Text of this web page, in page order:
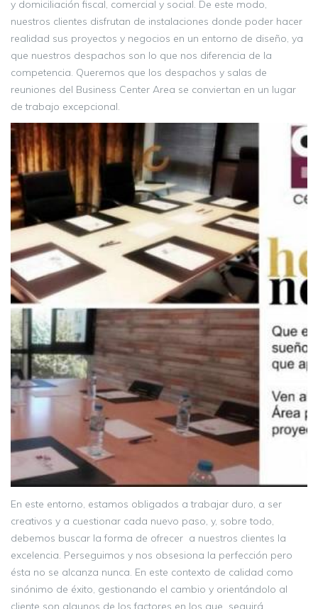
y domiciliación fiscal, comercial y social. De este modo,
nuestros clientes disfrutan de instalaciones donde poder hacer
realidad sus proyectos y negocios en un entorno de diseño, ya
que nuestros despachos son lo que nos diferencia de la
competencia. Queremos que los despachos y salas de
reuniones del Business Center Area se conviertan en un lugar
de trabajo excepcional.
En este entorno, estamos obligados a trabajar duro, a ser
creativos y a cuestionar cada nuevo paso, y, sobre todo,
debemos buscar la forma de ofrecer a nuestros clientes la
excelencia. Perseguimos y nos obsesiona la perfección pero
ésta no se alcanza nunca. En este contexto de calidad como
sinónimo de éxito, gestionando el cambio y orientándolo al
cliente son algunos de los factores en los que seguirá